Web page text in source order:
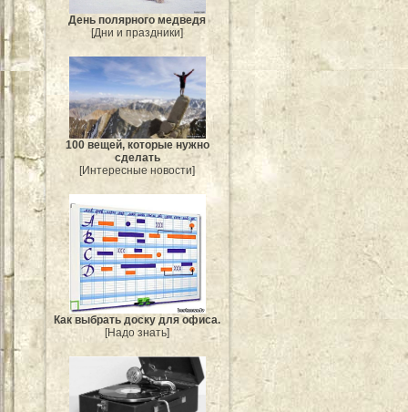
День полярного медведя
[Дни и праздники]
100 вещей, которые нужно
сделать
[Интересные новости]
Как выбрать доску для офиса.
[Надо знать]